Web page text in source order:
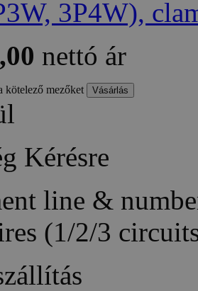
nettó ár
kötelező mezőket
Kérésre
line &
(1/2/3